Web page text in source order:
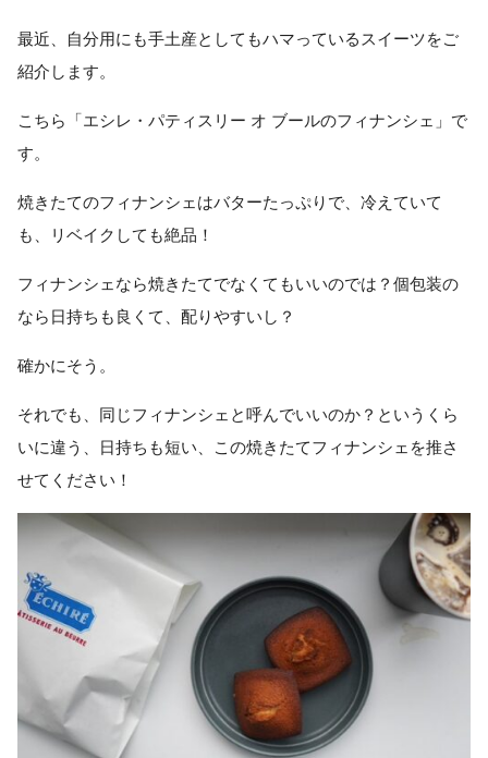
最近、自分用にも手土産としてもハマっているスイーツをご
紹介します。
こちら「エシレ・パティスリー オ ブールのフィナンシェ」で
す。
焼きたてのフィナンシェはバターたっぷりで、冷えていて
も、リベイクしても絶品！
フィナンシェなら焼きたてでなくてもいいのでは？個包装の
なら日持ちも良くて、配りやすいし？
確かにそう。
それでも、同じフィナンシェと呼んでいいのか？というくら
いに違う、日持ちも短い、この焼きたてフィナンシェを推さ
せてください！